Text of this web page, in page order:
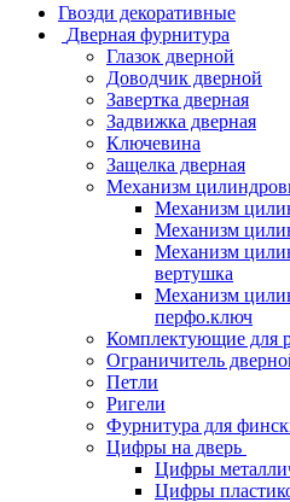
Гвозди декоративные
Дверная фурнитура
Глазок дверной
Доводчик дверной
Завертка дверная
Задвижка дверная
Ключевина
Защелка дверная
Механизм
Механизм
Механизм
Механизм
вертушка
Механизм
перфо.ключ
Комплектующие для
Ограничитель
Петли
Ригели
Фурнитура для
Цифры на дверь
Цифры
Цифры